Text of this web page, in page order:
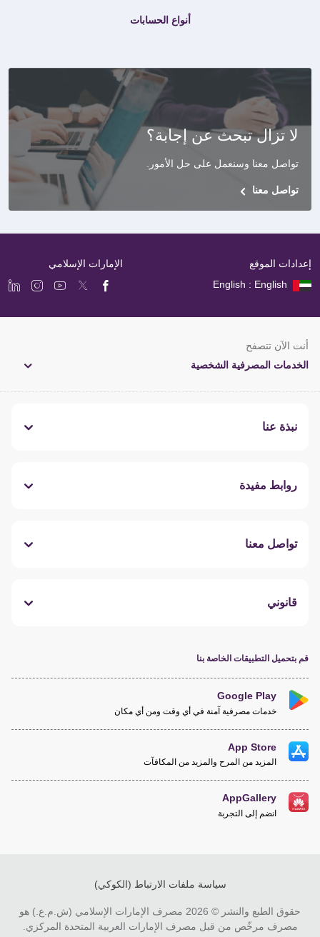
أنواع الحسابات
لا تزال تبحث عن إجابة؟
تواصل معنا وسنعمل على حل الأمور
تواصل معنا
إعدادات الموقع
English : English
الإمارات الإسلامي
أنت الآن تتصفح
الخدمات المصرفية الشخصية
نبذة عنا
روابط مفيدة
تواصل معنا
قانوني
قم بتحميل التطبيقات الخاصة بنا
Google Play
خدمات مصرفية آمنة في أي وقت ومن أي مكان
App Store
المزيد من المرح والمزيد من المكافآت
AppGallery
انضم إلى التجربة
سياسة ملفات الارتباط (الكوكي)
حقوق الطبع والنشر © 2026 مصرف الإمارات الإسلامي (ش.م.ع.) هو
مصرف مرخّص من قبل مصرف الإمارات العربية المتحدة المركزي.